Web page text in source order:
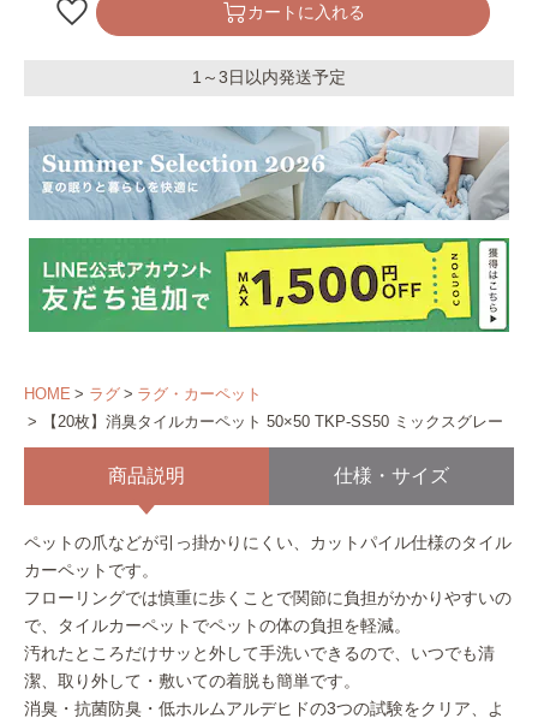
カートに入れる
1～3日以内発送予定
HOME ラグ
ラグ・カーペット
【20枚】消臭タイルカーペット 50×50 TKP-SS50 ミックスグレー
商品説明 仕様・サイズ
ペットの爪などが引っ掛かりにくい、カットパイル仕様のタイル
カーペットです。
フローリングでは慎重に歩くことで関節に負担がかかりやすいの
で、タイルカーペットでペットの体の負担を軽減。
汚れたところだけサッと外して手洗いできるので、いつでも清
潔、取り外して・敷いての着脱も簡単です。
消臭・抗菌防臭・低ホルムアルデヒドの3つの試験をクリア、よ